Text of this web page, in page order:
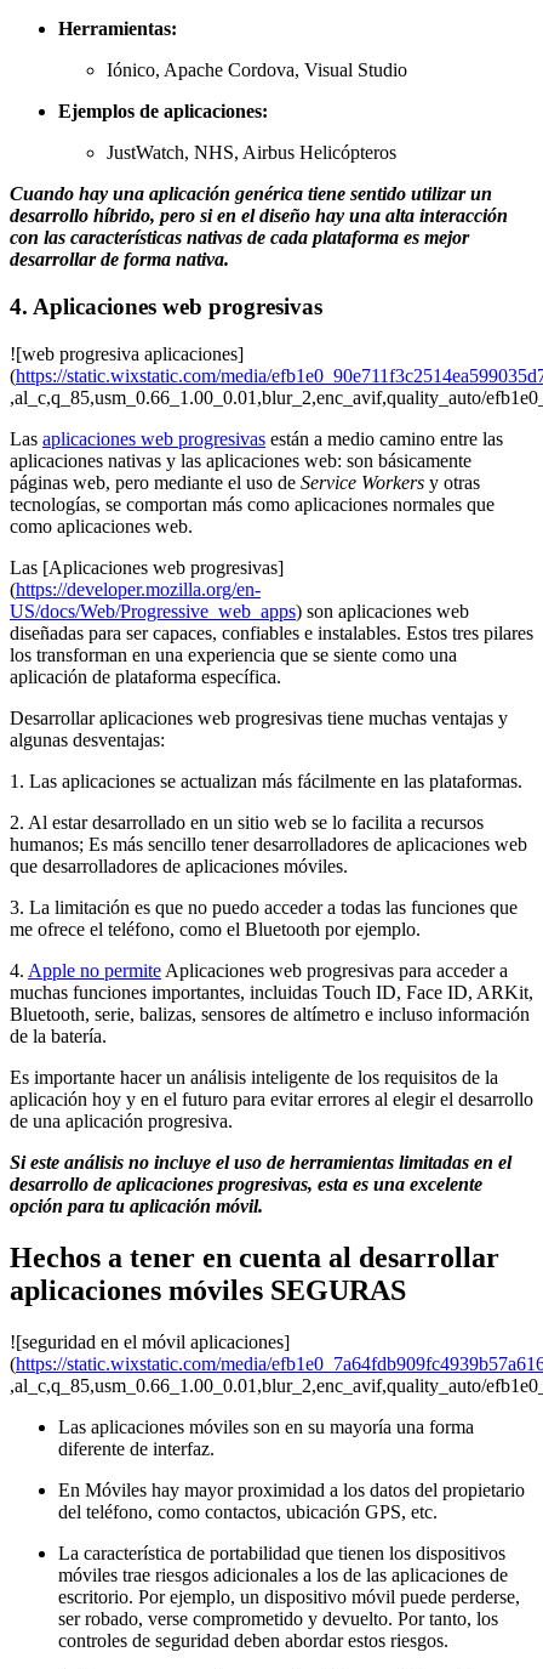
Herramientas:
Iónico, Apache Cordova, Visual Studio
Ejemplos de aplicaciones:
JustWatch, NHS, Airbus Helicópteros
Cuando hay una aplicación genérica tiene sentido utilizar un
desarrollo híbrido, pero si en el diseño hay una alta interacción
con las características nativas de cada plataforma es mejor
desarrollar de forma nativa.
4. Aplicaciones web progresivas
![web progresiva aplicaciones]
(https://static.wixstatic.com/media/
,al_c,q_85,usm_0.66_1.00_0.01,blur_2,enc_avif,quality_auto/
Las aplicaciones web progresivas están a medio camino entre las
aplicaciones nativas y las aplicaciones web: son básicamente
páginas web, pero mediante el uso de Service Workers y otras
tecnologías, se comportan más como aplicaciones normales que
como aplicaciones web.
Las [Aplicaciones web progresivas]
(https://developer.mozilla.org/en-
US/docs/Web/Progressive_web_apps) son aplicaciones web
diseñadas para ser capaces, confiables e instalables. Estos tres pilares
los transforman en una experiencia que se siente como una
aplicación de plataforma específica.
Desarrollar aplicaciones web progresivas tiene muchas ventajas y
algunas desventajas:
1. Las aplicaciones se actualizan más fácilmente en las plataformas.
2. Al estar desarrollado en un sitio web se lo facilita a recursos
humanos; Es más sencillo tener desarrolladores de aplicaciones web
que desarrolladores de aplicaciones móviles.
3. La limitación es que no puedo acceder a todas las funciones que
me ofrece el teléfono, como el Bluetooth por ejemplo.
4. Apple no permite Aplicaciones web progresivas para acceder a
muchas funciones importantes, incluidas Touch ID, Face ID, ARKit,
Bluetooth, serie, balizas, sensores de altímetro e incluso información
de la batería.
Es importante hacer un análisis inteligente de los requisitos de la
aplicación hoy y en el futuro para evitar errores al elegir el desarrollo
de una aplicación progresiva.
Si este análisis no incluye el uso de herramientas limitadas en el
desarrollo de aplicaciones progresivas, esta es una excelente
opción para tu aplicación móvil.
Hechos a tener en cuenta al desarrollar
aplicaciones móviles SEGURAS
![seguridad en el móvil aplicaciones]
(https://static.wixstatic.com/media/
,al_c,q_85,usm_0.66_1.00_0.01,blur_2,enc_avif,quality_auto/
Las aplicaciones móviles son en su mayoría una forma
diferente de interfaz.
En Móviles hay mayor proximidad a los datos del propietario
del teléfono, como contactos, ubicación GPS, etc.
La característica de portabilidad que tienen los dispositivos
móviles trae riesgos adicionales a los de las aplicaciones de
escritorio. Por ejemplo, un dispositivo móvil puede perderse,
ser robado, verse comprometido y devuelto. Por tanto, los
controles de seguridad deben abordar estos riesgos.